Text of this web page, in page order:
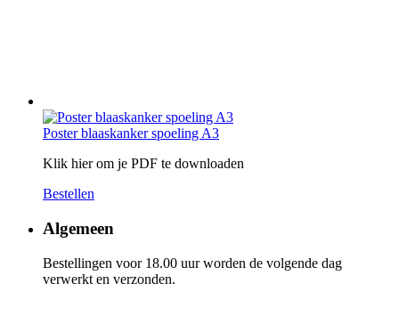
Poster blaaskanker spoeling A3
Klik hier om je PDF te downloaden
Bestellen
Algemeen
Bestellingen voor 18.00 uur worden de volgende dag
verwerkt en verzonden.